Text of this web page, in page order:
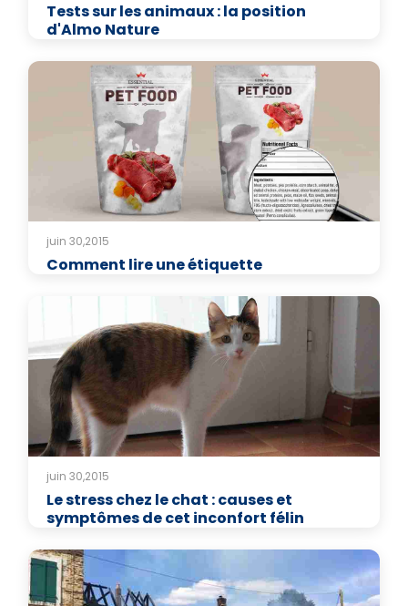
Tests sur les animaux : la position
d'Almo Nature
juin 30,2015
Comment lire une étiquette
juin 30,2015
Le stress chez le chat : causes et
symptômes de cet inconfort félin